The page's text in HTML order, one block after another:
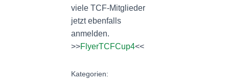
viele TCF-Mitglieder
jetzt ebenfalls
anmelden.
>>FlyerTCFCup4<<
Kategorien: